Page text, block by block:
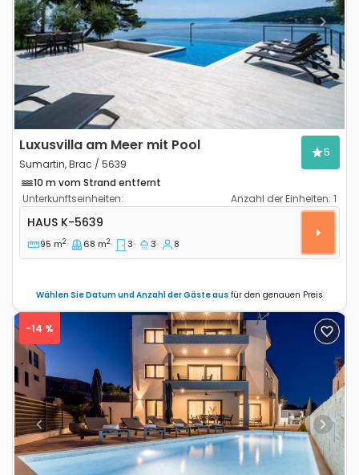
Previous Next
Luxusvilla am Meer mit Pool
Sumartin, Brac / 5639
5
10 m vom Strand entfernt
Unterkunftseinheiten:
Anzahl der Einheiten: 1
3-Zimmer-Haus Sumartin, Brac K-5639
HAUS K-5639
95 m2 68 m2 3 3 8
Wählen Sie Datum und Anzahl der Gäste aus für den genauen Preis
Previous Next
-14 %